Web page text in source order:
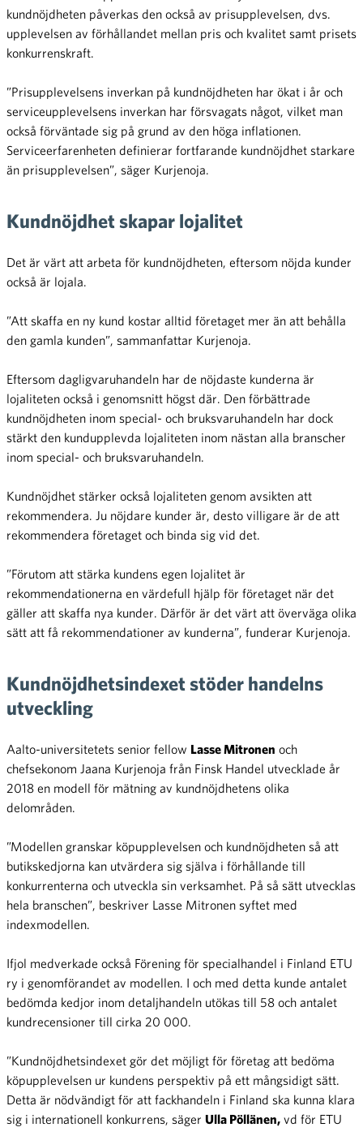
kundnöjdheten påverkas den också av prisupplevelsen, dvs.
upplevelsen av förhållandet mellan pris och kvalitet samt prisets
konkurrenskraft.
”Prisupplevelsens inverkan på kundnöjdheten har ökat i år och
serviceupplevelsens inverkan har försvagats något, vilket man
också förväntade sig på grund av den höga inflationen.
Serviceerfarenheten definierar fortfarande kundnöjdhet starkare
än prisupplevelsen”, säger Kurjenoja.
Kundnöjdhet skapar lojalitet
Det är värt att arbeta för kundnöjdheten, eftersom nöjda kunder
också är lojala.
”Att skaffa en ny kund kostar alltid företaget mer än att behålla
den gamla kunden”, sammanfattar Kurjenoja.
Eftersom dagligvaruhandeln har de nöjdaste kunderna är
lojaliteten också i genomsnitt högst där. Den förbättrade
kundnöjdheten inom special- och bruksvaruhandeln har dock
stärkt den kundupplevda lojaliteten inom nästan alla branscher
inom special- och bruksvaruhandeln.
Kundnöjdhet stärker också lojaliteten genom avsikten att
rekommendera. Ju nöjdare kunder är, desto villigare är de att
rekommendera företaget och binda sig vid det.
”Förutom att stärka kundens egen lojalitet är
rekommendationerna en värdefull hjälp för företaget när det
gäller att skaffa nya kunder. Därför är det värt att överväga olika
sätt att få rekommendationer av kunderna”, funderar Kurjenoja.
Kundnöjdhetsindexet stöder handelns
utveckling
Aalto-universitetets senior fellow Lasse Mitronen och
chefsekonom Jaana Kurjenoja från Finsk Handel utvecklade år
2018 en modell för mätning av kundnöjdhetens olika
delområden.
”Modellen granskar köpupplevelsen och kundnöjdheten så att
butikskedjorna kan utvärdera sig själva i förhållande till
konkurrenterna och utveckla sin verksamhet. På så sätt utvecklas
hela branschen”, beskriver Lasse Mitronen syftet med
indexmodellen.
Ifjol medverkade också Förening för specialhandel i Finland ETU
ry i genomförandet av modellen. I och med detta kunde antalet
bedömda kedjor inom detaljhandeln utökas till 58 och antalet
kundrecensioner till cirka 20 000.
”Kundnöjdhetsindexet gör det möjligt för företag att bedöma
köpupplevelsen ur kundens perspektiv på ett mångsidigt sätt.
Detta är nödvändigt för att fackhandeln i Finland ska kunna klara
sig i internationell konkurrens, säger Ulla Pöllänen, vd för ETU